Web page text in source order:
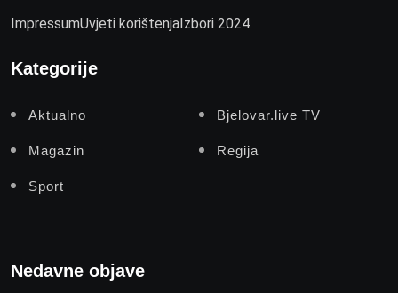
ImpressumUvjeti korištenjaIzbori 2024.
Kategorije
Aktualno Bjelovar.live TV
Magazin Regija
Sport
Nedavne objave